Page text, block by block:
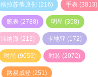
格拉苏蒂原创 (216) 手表 (3813)
腕表 (2788) 明星 (358)
沛纳海 (213) 卡地亚 (172)
时尚 (9059) 时装 (2072)
路易威登 (251)